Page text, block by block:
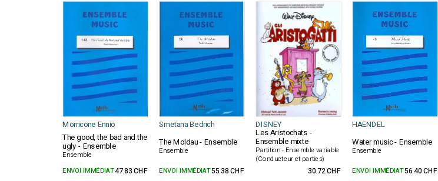
Morricone Ennio Smetana Bedrich DISNEY HAENDEL
The good, the bad and the
ugly - Ensemble
Ensemble
The Moldau - Ensemble
Ensemble
Les Aristochats -
Ensemble mixte
Partition - Ensemble variable
(Conducteur et parties)
Water music - Ensemble
Ensemble
ENVOI IMMÉDIAT47.83 CHF ENVOI IMMÉDIAT55.38 CHF 30.72 CHF ENVOI IMMÉDIAT56.40 CHF